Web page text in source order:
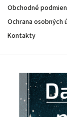
Obchodné
Ochrana osobných
Kontakty